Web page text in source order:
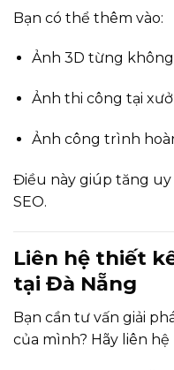
Bạn có thể thêm vào:
Ảnh 3D từng
Ảnh thi công tại
Ảnh công trình
Điều này giúp tăng
SEO.
Liên hệ thiết
tại Đà Nẵng
Bạn cần tư vấn giải
của mình? Hãy liên hệ